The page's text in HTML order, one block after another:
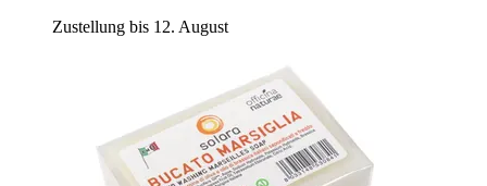
Zustellung bis 12. August